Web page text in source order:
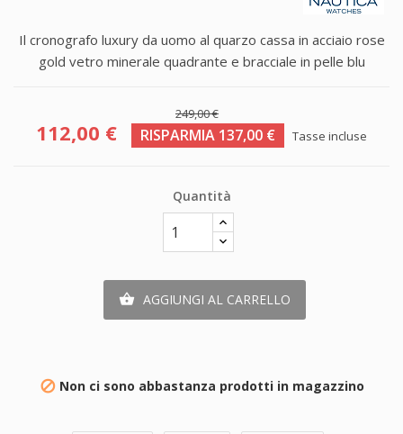
Il cronografo luxury da uomo al quarzo cassa in acciaio rose
gold vetro minerale quadrante e bracciale in pelle blu
249,00 €
112,00 € RISPARMIA 137,00 € Tasse incluse
Quantità
 AGGIUNGI AL CARRELLO
 Non ci sono abbastanza prodotti in magazzino